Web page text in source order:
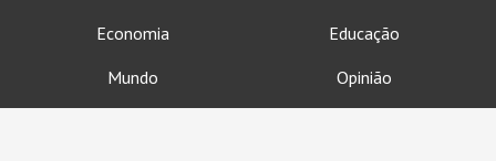
Economia
Educação
Mundo
Opinião